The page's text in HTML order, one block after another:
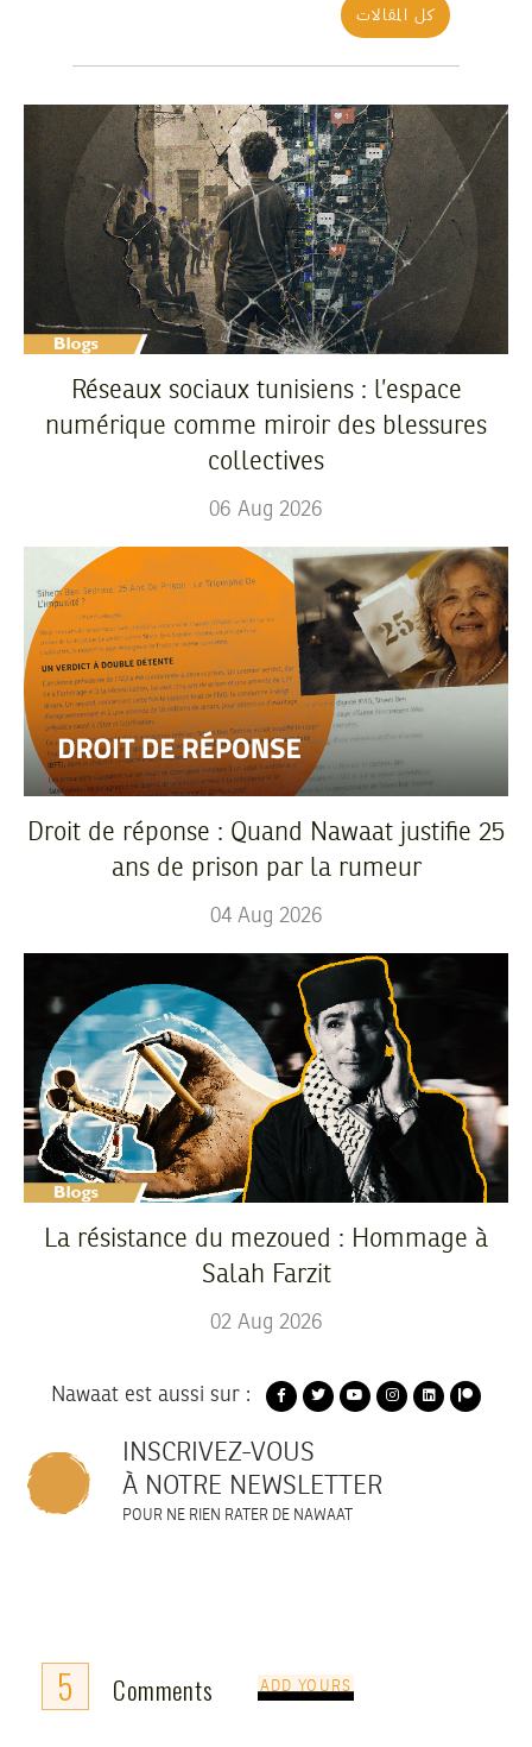
كل المقالات
Réseaux sociaux tunisiens : l’espace
numérique comme miroir des blessures
collectives
06 Aug 2026
Droit de réponse : Quand Nawaat justifie 25
ans de prison par la rumeur
04 Aug 2026
La résistance du mezoued : Hommage à
Salah Farzit
02 Aug 2026
Nawaat est aussi sur :
INSCRIVEZ-VOUS
À NOTRE NEWSLETTER
POUR NE RIEN RATER DE NAWAAT
5 Comments ADD YOURS